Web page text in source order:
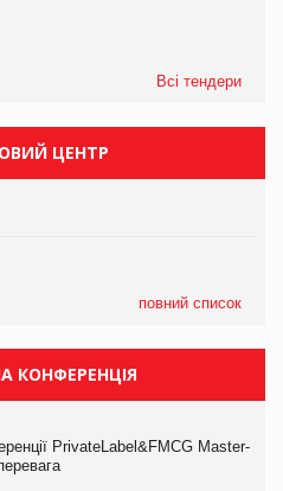
Всі тендери
ЦЕНТР
повний список
КОНФЕРЕНЦІЯ
PrivateLabel&FMCG Master-